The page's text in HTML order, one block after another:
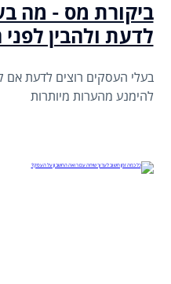
ביקורת מס - מה
לדעת ולהבין
בעלי העסקים רוצים לדעת אם
להימנע מהערות מיותרות